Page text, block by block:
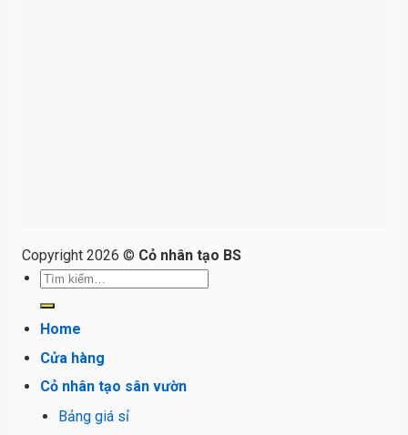
Copyright 2026 © Cỏ nhân tạo BS
Tìm
kiếm:
Home
Cửa hàng
Cỏ nhân tạo sân vườn
Bảng giá sỉ